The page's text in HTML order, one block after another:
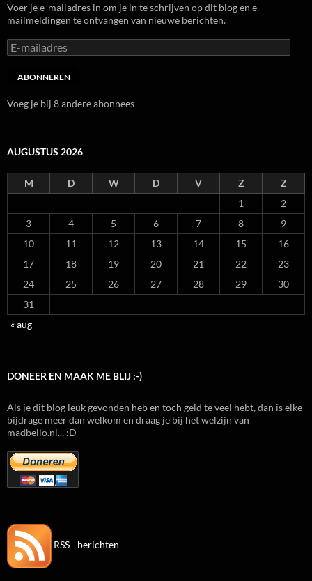
Voer je e-mailadres in om je in te schrijven op dit blog en e-
mailmeldingen te ontvangen van nieuwe berichten.
E-
mailadres
ABONNEREN
Voeg je bij 8 andere abonnees
AUGUSTUS 2026
M D W D V Z
Z
1
2
3
4 5 6 7 8
9
10
11 12 13 14 15
16
17
18 19 20 21 22
23
24
25 26 27 28 29
30
31
« aug
DONEER EN MAAK ME BLIJ :-)
Als je dit blog leuk gevonden heb en toch geld te veel hebt, dan is elke
bijdrage meer dan welkom en draag je bij het welzijn van
madbello.nl... :D
RSS - berichten